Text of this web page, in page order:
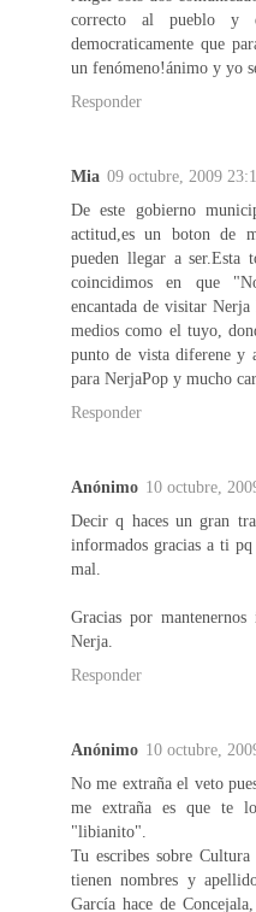
correcto al pueblo y
democraticamente que
un fenómeno!ánimo y yo
Responder
Mia 09 octubre, 2009
De este gobierno
actitud,es un boton de
pueden llegar a ser.Esta
coincidimos en que
encantada de visitar
medios como el tuyo,
punto de vista diferene y
para NerjaPop y mucho
Responder
Anónimo 10 octubre,
Decir q haces un gran
informados gracias a ti
mal.
Gracias por
Nerja.
Responder
Anónimo 10 octubre,
No me extraña el veto
me extraña es que te
"libianito".
Tu escribes sobre
tienen nombres y
García hace de